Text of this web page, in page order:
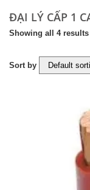
ĐẠI LÝ CẤP 1
Showing all 4 results
Sort by